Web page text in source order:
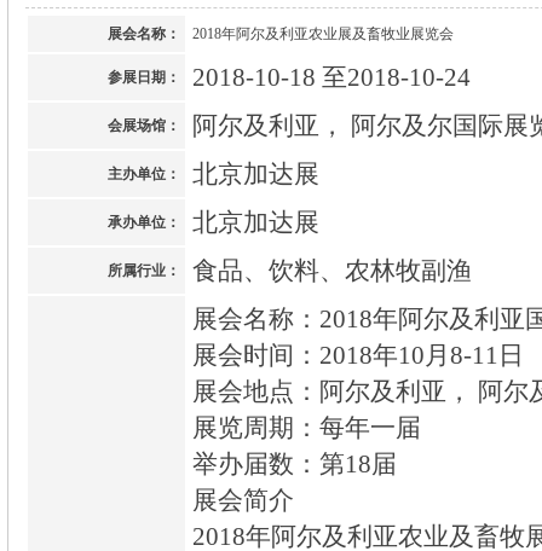
展会名称： 2018年阿尔及利亚农业展及畜牧业展览会
参展日期： 2018-10-18 至2018-10-24
会展场馆： 阿尔及利亚， 阿尔及尔国际展
主办单位： 北京加达展
承办单位： 北京加达展
所属行业： 食品、饮料、农林牧副渔
展会名称：2018年阿尔及利亚
展会时间：2018年10月8-11日
展会地点：阿尔及利亚， 阿
展览周期：每年一届
举办届数：第18届
展会简介
2018年阿尔及利亚农业及畜牧